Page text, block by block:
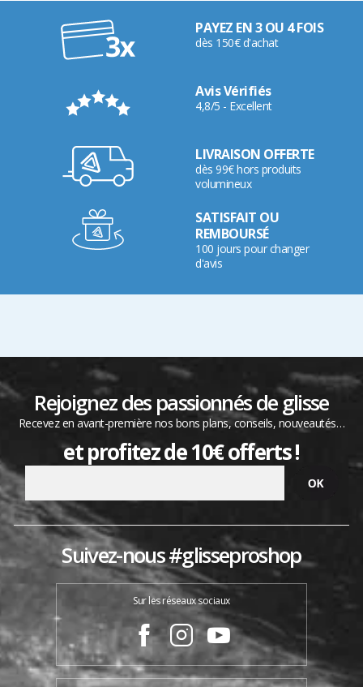
PAYEZ EN 3 OU 4 FOIS
dès 150€ d'achat
Avis Vérifiés
4,8/5 - Excellent
LIVRAISON OFFERTE
dès 99€ hors produits
volumineux
SATISFAIT OU
REMBOURSÉ
100 jours pour changer
d'avis
Rejoignez des passionnés de glisse
Recevez en avant-première nos bons plans, conseils, nouveautés…
et profitez de 10€ offerts !
Suivez-nous #glisseproshop
Sur les réseaux sociaux